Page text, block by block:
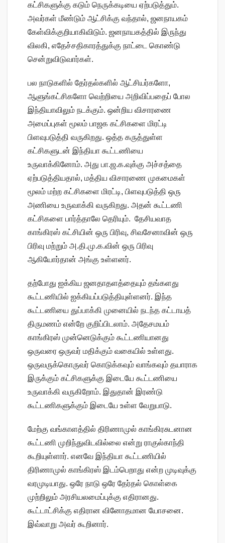
கட்சிகளுக்கு கடும் நெருக்கடியை ஏற்படுத்தும்.
அவர்கள் மீண்டும் ஆட்சிக்கு வந்தால், ஜனநாயகம்
கேள்விக்குறியாகிவிடும். ஜனநாயகத்தில் இருந்து
விலகி, எதேச்சதிகாரத்துக்கு நாட்டை கொண்டு
சென்றுவிடுவார்கள்.
பல நாடுகளில் தேர்தல்களில் ஆட்சியர்களோ,
ஆளுங்கட்சிகளோ வெற்றியை அறிவிப்பதைப் போல
இந்தியாவிலும் நடக்கும். ஒன்றிய விசாரணை
அமைப்புகள் மூலம் பாஜக கட்சிகளை மிரட்டி
பிளவுபடுத்தி வருகிறது. ஒத்த கருத்துள்ள
கட்சிகளுடன் இந்தியா கூட்டணியை
உருவாக்கினோம். அது பா.ஜ.க.வுக்கு அச்சத்தை
ஏற்படுத்தியதால், மத்திய விசாரணை முகமைகள்
மூலம் மற்ற கட்சிகளை மிரட்டி, பிளவுபடுத்தி ஒரு
அணியை உருவாக்கி வருகிறது. அதன் கூட்டணி
கட்சிகளை பார்த்தாலே தெரியும். தேசியவாத
காங்கிரஸ் கட்சியின் ஒரு பிரிவு, சிவசேனாவின் ஒரு
பிரிவு மற்றும் அ.தி.மு.க.வின் ஒரு பிரிவு
ஆகியோர்தான் அங்கு உள்ளனர்.
தற்போது ஐக்கிய ஜனதாதளத்தையும் தங்களது
கூட்டணியில் ஐக்கியப்படுத்தியுள்ளனர். இந்த
கூட்டணியை துப்பாக்கி முனையில் நடந்த கட்டாயத்
திருமணம் என்றே குறிப்பிடலாம். அதேசமயம்
காங்கிரஸ் முன்னெடுக்கும் கூட்டணியானது
ஒருவரை ஒருவர் மதிக்கும் வகையில் உள்ளது.
ஒருவருக்கொருவர் கொடுக்கவும் வாங்கவும் தயாராக
இருக்கும் கட்சிகளுக்கு இடையே கூட்டணியை
உருவாக்கி வருகிறோம். இதுதான் இரண்டு
கூட்டணிகளுக்கும் இடையே உள்ள வேறுபாடு.
மேற்கு வங்காளத்தில் திரிணாமுல் காங்கிரசுடனான
கூட்டணி முறிந்துவிடவில்லை என்று ராகுல்காந்தி
கூறியுள்ளார். எனவே இந்தியா கூட்டணியில்
திரிணாமுல் காங்கிரஸ் இடம்பெறாது என்ற முடிவுக்கு
வரமுடியாது. ஒரே நாடு ஒரே தேர்தல் கொள்கை
முற்றிலும் அரசியலமைப்புக்கு எதிரானது.
கூட்டாட்சிக்கு எதிரான வினோதமான யோசனை.
இவ்வாறு அவர் கூறினார்.